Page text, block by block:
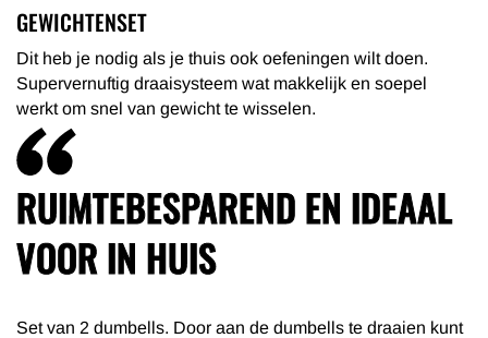
GEWICHTENSET
Dit heb je nodig als je thuis ook oefeningen wilt doen.
Supervernuftig draaisysteem wat makkelijk en soepel
werkt om snel van gewicht te wisselen.
RUIMTEBESPAREND EN IDEAAL
VOOR IN HUIS
Set van 2 dumbells. Door aan de dumbells te draaien kunt